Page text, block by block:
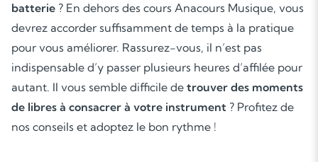
batterie ? En dehors des cours Anacours Musique, vous
devrez accorder suffisamment de temps à la pratique
pour vous améliorer. Rassurez-vous, il n’est pas
indispensable d’y passer plusieurs heures d’affilée pour
autant. Il vous semble difficile de trouver des moments
de libres à consacrer à votre instrument ? Profitez de
nos conseils et adoptez le bon rythme !